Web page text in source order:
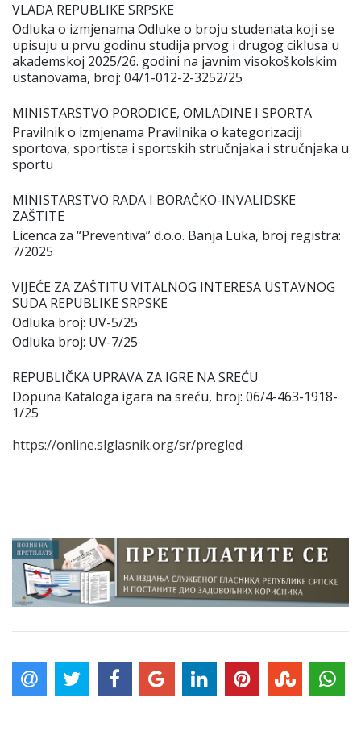
VLADA REPUBLIKE SRPSKE
Odluka o izmјenama Odluke o broјu studenata koјi se
upisuјu u prvu godinu studiјa prvog i drugog ciklusa u
akademskoј 2025/26. godini na јavnim visokoškolskim
ustanovama, broј: 04/1-012-2-3252/25
MINISTARSTVO PORODICE, OMLADINE I SPORTA
Pravilnik o izmјenama Pravilnika o kategorizaciјi
sportova, sportista i sportskih stručnjaka i stručnjaka u
sportu
MINISTARSTVO RADA I BORAČKO-INVALIDSKE
ZAŠTITE
Licenca za “Preventiva” d.o.o. Banja Luka, broј registra:
7/2025
VIЈEĆE ZA ZAŠTITU VITALNOG INTERESA USTAVNOG
SUDA REPUBLIKE SRPSKE
Odluka broј: UV-5/25
Odluka broј: UV-7/25
REPUBLIČKA UPRAVA ZA IGRE NA SREĆU
Dopuna Kataloga igara na sreću, broј: 06/4-463-1918-
1/25
https://online.slglasnik.org/sr/pregled